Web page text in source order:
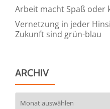
Arbeit macht Spaß oder
Vernetzung in jeder
Zukunft sind grün-blau
ARCHIV